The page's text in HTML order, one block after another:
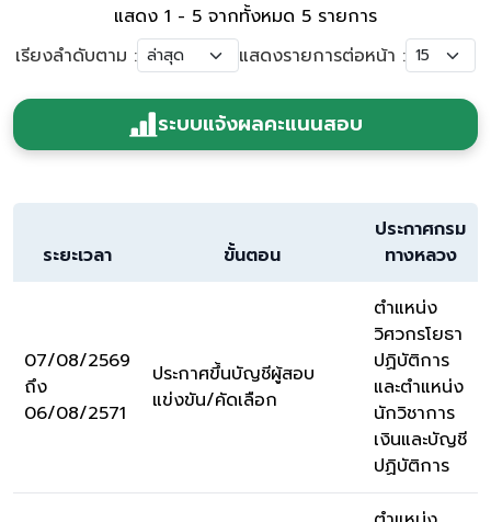
แสดง 1 - 5 จากทั้งหมด 5 รายการ
เรียงลำดับตาม :
แสดงรายการต่อหน้า :
ระบบแจ้งผลคะแนนสอบ
ระยะเวลา ขั้นตอน
ประกาศกรม
ทางหลวง
07/08/2569
ถึง
06/08/2571
ประกาศขึ้นบัญชีผู้สอบ
แข่งขัน/คัดเลือก
ตำแหน่ง
วิศวกรโยธา
ปฏิบัติการ
และตำแหน่ง
นักวิชาการ
เงินและบัญชี
ปฏิบัติการ